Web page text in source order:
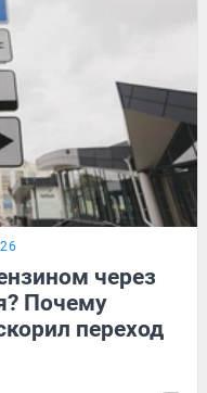
через
Почему
переход